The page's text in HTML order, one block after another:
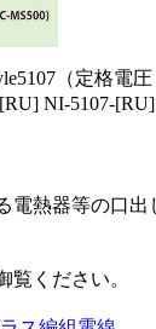
（定格電
NI-5107-
熱器等の口
ください。